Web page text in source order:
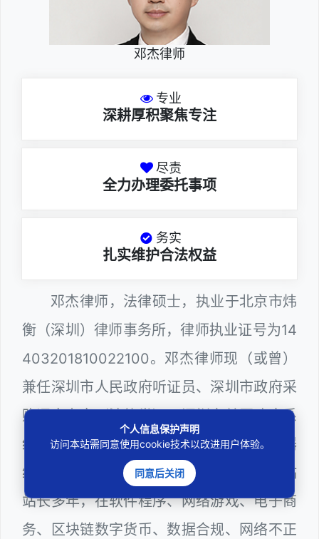
邓杰律师
专业
深耕厚积聚焦专注
尽责
全力办理委托事项
务实
扎实维护合法权益
邓杰律师，法律硕士，执业于北京市炜
衡（深圳）律师事务所，律师执业证号为14
403201810022100。邓杰律师现（或曾）
兼任深圳市人民政府听证员、深圳市政府采
购评审专家（法律类），深圳市某区政府系
统公职律师、WEB前端开发和 WEB服务器
维护工程师、计算机信息网络安全员和网站
站长多年，在软件程序、网络游戏、电子商
务、区块链数字货币、数据合规、网络不正
个人信息保护声明
访问本站需同意使用cookie技术以改进用户体验。
同意后关闭